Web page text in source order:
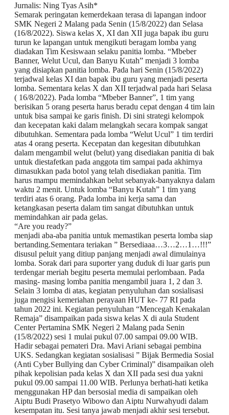
Jurnalis: Ning Tyas Asih*
Semarak peringatan kemerdekaan terasa di lapangan indoor
SMK Negeri 2 Malang pada Senin (15/8/2022) dan Selasa
(16/8/2022). Siswa kelas X, XI dan XII juga bapak ibu guru
turun ke lapangan untuk mengikuti beragam lomba yang
diadakan Tim Kesiswaan selaku panitia lomba. “Mbeber
Banner, Welut Ucul, dan Banyu Kutah” menjadi 3 lomba
yang disiapkan panitia lomba. Pada hari Senin (15/8/2022)
terjadwal kelas XI dan bapak ibu guru yang menjadi peserta
lomba. Sementara kelas X dan XII terjadwal pada hari Selasa
( 16/8/2022). Pada lomba “Mbeber Banner”, 1 tim yang
berisikan 5 orang peserta harus beradu cepat dengan 4 tim lain
untuk bisa sampai ke garis finish. Di sini strategi kelompok
dan kecepatan kaki dalam melangkah secara kompak sangat
dibutuhkan. Sementara pada lomba “Welut Ucul” 1 tim terdiri
atas 4 orang peserta. Kecepatan dan kegesitan dibutuhkan
dalam mengambil welut (belut) yang disediakan panitia di bak
untuk diestafetkan pada anggota tim sampai pada akhirnya
dimasukkan pada botol yang telah disediakan panitia. Tim
harus mampu memindahkan belut sebanyak-banyaknya dalam
waktu 2 menit. Untuk lomba “Banyu Kutah” 1 tim yang
terdiri atas 6 orang. Pada lomba ini kerja sama dan
ketangkasan peserta dalam tim sangat dibutuhkan untuk
memindahkan air pada gelas.
“Are you ready?”
menjadi aba-aba panitia untuk memastikan peserta lomba siap
bertanding.Sementara teriakan ” Bersediaaa…3…2…1…!!!”
disusul peluit yang ditiup panjang menjadi awal dimulainya
lomba. Sorak dari para suporter yang duduk di luar garis pun
terdengar meriah begitu peserta memulai perlombaan. Pada
masing- masing lomba panitia mengambil juara 1, 2 dan 3.
Selain 3 lomba di atas, kegiatan penyuluhan dan sosialisasi
juga mengisi kemeriahan perayaan HUT ke- 77 RI pada
tahun 2022 ini. Kegiatan penyuluhan “Mencegah Kenakalan
Remaja” disampaikan pada siswa kelas X di aula Student
Center Pertamina SMK Negeri 2 Malang pada Senin
(15/8/2022) sesi 1 mulai pukul 07.00 sampai 09.00 WIB.
Hadir sebagai pemateri Dra. Mavi Ariani sebagai pembina
UKS. Sedangkan kegiatan sosialisasi ” Bijak Bermedia Sosial
(Anti Cyber Bullying dan Cyber Criminal)” disampaikan oleh
pihak kepolisian pada kelas X dan XII pada sesi dua yakni
pukul 09.00 sampai 11.00 WIB. Perlunya berhati-hati ketika
menggunakan HP dan bersosial media di sampaikan oleh
Aiptu Budi Prasetyo Wibowo dan Aiptu Nurwahyudi dalam
kesempatan itu. Sesi tanya jawab menjadi akhir sesi tersebut.